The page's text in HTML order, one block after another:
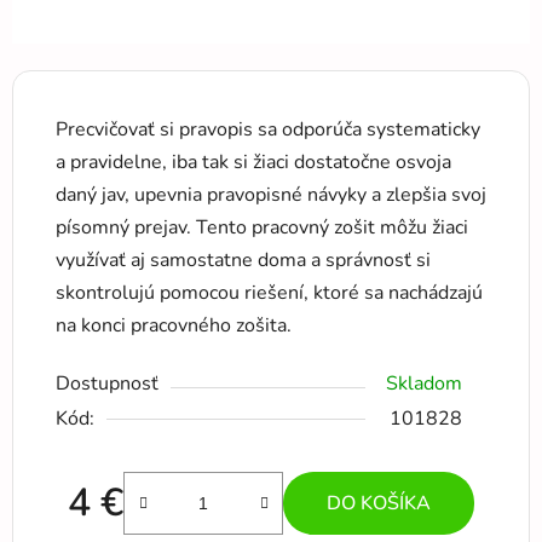
Precvičovať si pravopis sa odporúča systematicky
a pravidelne, iba tak si žiaci dostatočne osvoja
daný jav, upevnia pravopisné návyky a zlepšia svoj
písomný prejav. Tento pracovný zošit môžu žiaci
využívať aj samostatne doma a správnosť si
skontrolujú pomocou riešení, ktoré sa nachádzajú
na konci pracovného zošita.
Dostupnosť
Skladom
Kód:
101828
4 € DO KOŠÍKA